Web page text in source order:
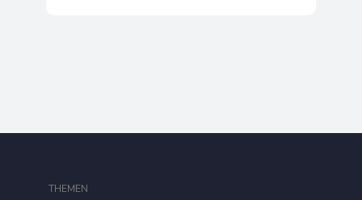
THEMEN